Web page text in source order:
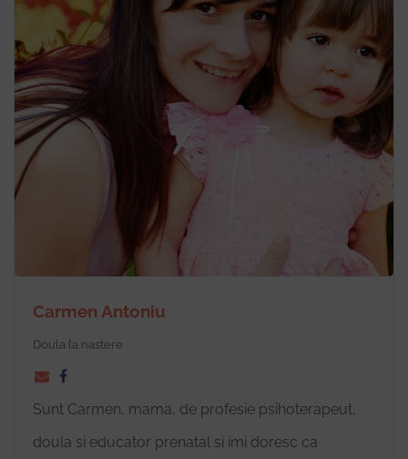
Carmen Antoniu
Doula la nastere
Sunt Carmen, mama, de profesie psihoterapeut,
doula si educator prenatal si imi doresc ca